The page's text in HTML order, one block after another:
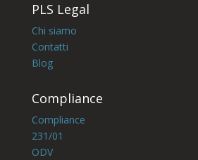
PLS Legal
Chi siamo
Contatti
Blog
Compliance
Compliance
231/01
ODV